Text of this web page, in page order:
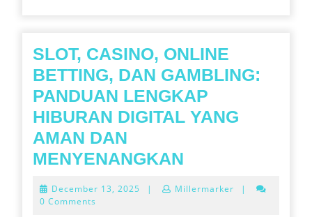
SLOT, CASINO, ONLINE
BETTING, DAN GAMBLING:
PANDUAN LENGKAP
HIBURAN DIGITAL YANG
AMAN DAN
MENYENANGKAN
ONLINE
December 13, 2025 December
| Millermarker
|
0 Comments